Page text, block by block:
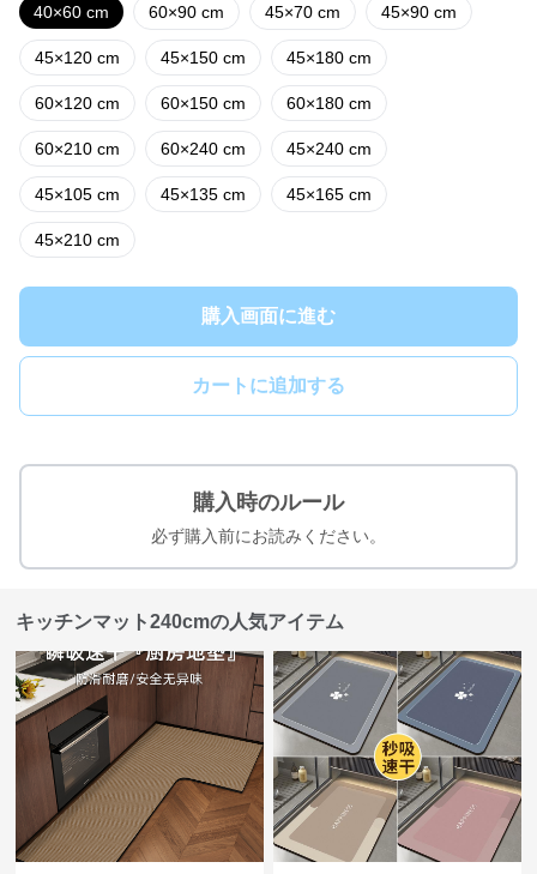
40×60 cm 60×90 cm 45×70 cm 45×90 cm
45×120 cm 45×150 cm 45×180 cm
60×120 cm 60×150 cm 60×180 cm
60×210 cm 60×240 cm 45×240 cm
45×105 cm 45×135 cm 45×165 cm
45×210 cm
購入画面に進む
カートに追加する
購入時のルール
必ず購入前にお読みください。
キッチンマット240cmの人気アイテム